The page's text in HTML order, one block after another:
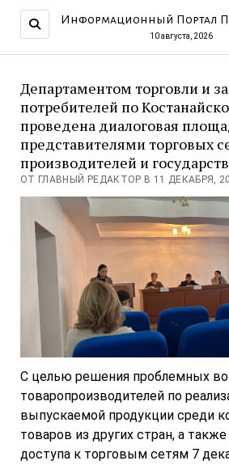
Информационный Портал
10 августа, 2026
Департаментом торговли и
потребителей по
проведена диалоговая
представителями торговых
производителей и
ОТ ГЛАВНЫЙ РЕДАКТОР В 11 ДЕКАБРЯ,
С целью решения проблемных
товаропроизводителей по
выпускаемой продукции среди
товаров из других стран, а
доступа к торговым сетям 7